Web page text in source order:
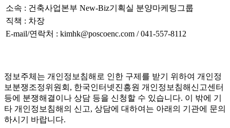
소속 : 건축사업본부 New-Biz기획실 분양마케팅그룹
직책 : 차장
E-mail/연락처 : kimhk@poscoenc.com / 041-557-8112
정보주체는 개인정보침해로 인한 구제를 받기 위하여 개인정
보분쟁조정위원회, 한국인터넷진흥원 개인정보침해신고센터
등에 분쟁해결이나 상담 등을 신청할 수 있습니다. 이 밖에 기
타 개인정보침해의 신고, 상담에 대하여는 아래의 기관에 문의
하시기 바랍니다.